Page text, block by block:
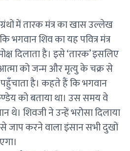
में तारक मंत्र का खास उल्लेख
भगवान शिव का यह पवित्र मंत्र
दिलाता है। इसे ‘तारक’ इसलिए
को जन्म और मृत्यु के चक्र से
है। कहते हैं कि भगवान
को बताया था। उस समय वे
शिवजी ने उन्हें भरोसा दिलाया
जाप करने वाला इंसान सभी दुखों